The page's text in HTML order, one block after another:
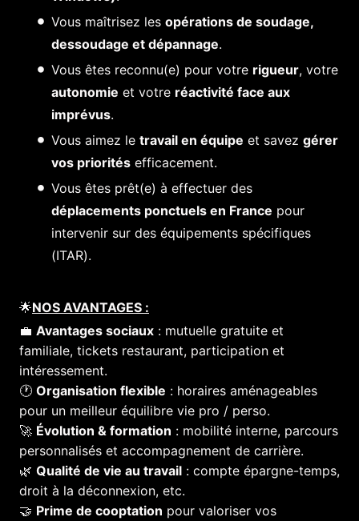
Vous maîtrisez les opérations de soudage,
dessoudage et dépannage.
Vous êtes reconnu(e) pour votre rigueur, votre
autonomie et votre réactivité face aux
imprévus.
Vous aimez le travail en équipe et savez gérer
vos priorités efficacement.
Vous êtes prêt(e) à effectuer des
déplacements ponctuels en France pour
intervenir sur des équipements spécifiques
(ITAR).
🌟NOS AVANTAGES :
💼 Avantages sociaux : mutuelle gratuite et
familiale, tickets restaurant, participation et
intéressement.
🕐 Organisation flexible : horaires aménageables
pour un meilleur équilibre vie pro / perso.
🚀 Évolution & formation : mobilité interne, parcours
personnalisés et accompagnement de carrière.
🌿 Qualité de vie au travail : compte épargne-temps,
droit à la déconnexion, etc.
🤝 Prime de cooptation pour valoriser vos